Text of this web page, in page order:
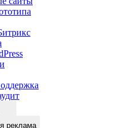
реклама